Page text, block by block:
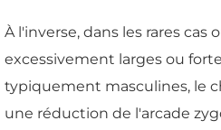
À l'inverse, dans les rares
excessivement larges ou
typiquement masculines, le
une réduction de l'arcade